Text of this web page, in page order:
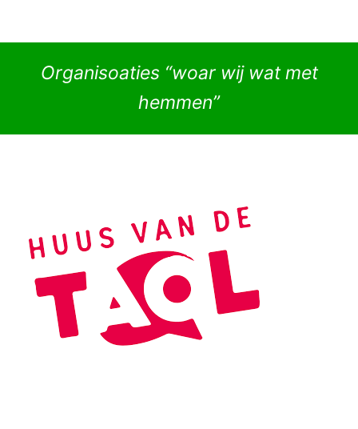
Organisoaties “woar wij wat met
hemmen”